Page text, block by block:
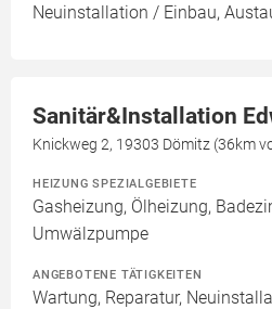
Neuinstallation / Einbau,
Sanitär&Installation
Knickweg 2, 19303 Dömitz (36km
HEIZUNG SPEZIALGEBIETE
Gasheizung, Ölheizung,
Umwälzpumpe
ANGEBOTENE TÄTIGKEITEN
Wartung, Reparatur,